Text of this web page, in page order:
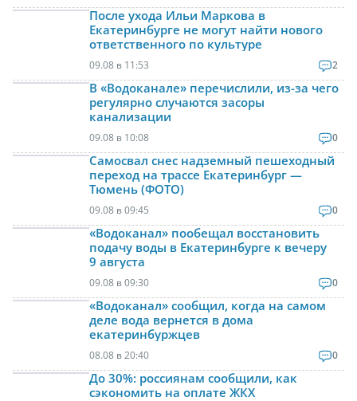
После ухода Ильи Маркова в
Екатеринбурге не могут найти нового
ответственного по культуре
09.08 в 11:53 2
В «Водоканале» перечислили, из-за чего
регулярно случаются засоры
канализации
09.08 в 10:08 0
Самосвал снес надземный пешеходный
переход на трассе Екатеринбург —
Тюмень (ФОТО)
09.08 в 09:45 0
«Водоканал» пообещал восстановить
подачу воды в Екатеринбурге к вечеру
9 августа
09.08 в 09:30 0
«Водоканал» сообщил, когда на самом
деле вода вернется в дома
екатеринбуржцев
08.08 в 20:40 0
До 30%: россиянам сообщили, как
сэкономить на оплате ЖКХ